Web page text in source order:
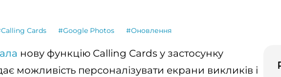
Cards #Google Photos #Оновлення
нову функцію Calling Cards у застосунку
можливість персоналізувати екрани викликів і